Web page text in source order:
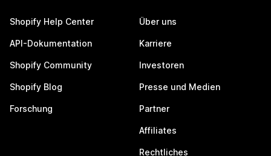
Shopify Help Center
API-Dokumentation
Shopify Community
Shopify Blog
Forschung
Über uns
Karriere
Investoren
Presse und Medien
Partner
Affiliates
Rechtliches